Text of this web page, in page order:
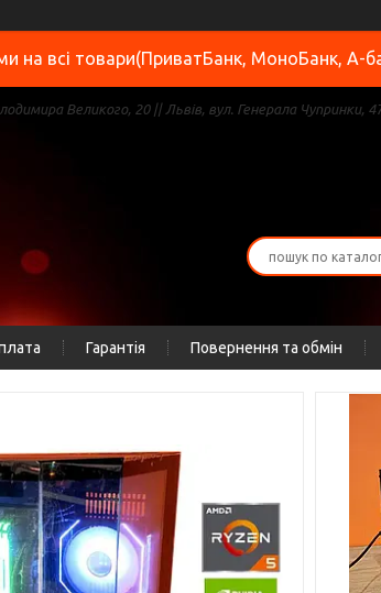
на всі товари(ПриватБанк, МоноБанк, А-
Великого, 20 || Львів, вул. Генерала Чупринки,
Гарантія Повернення та обмін